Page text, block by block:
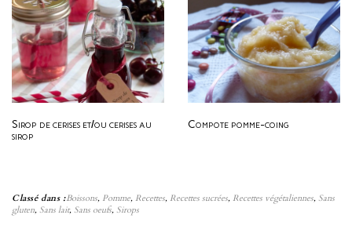
Sirop de cerises et/ou cerises au
sirop
Compote pomme-coing
Classé dans :Boissons, Pomme, Recettes, Recettes sucrées, Recettes végétaliennes, Sans
gluten, Sans lait, Sans oeufs, Sirops